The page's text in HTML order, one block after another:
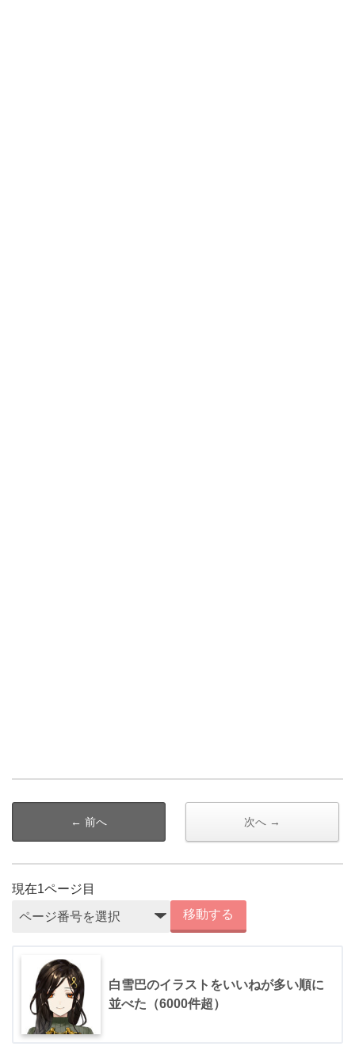
← 前へ 次へ →
現在1ページ目
移動する
白雪巴のイラストをいいねが多い順に
並べた（6000件超）